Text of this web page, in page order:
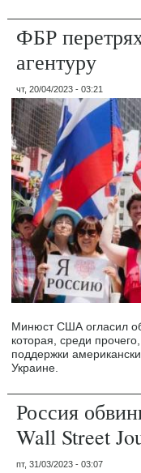
ФБР
агентуру
чт, 20/04/2023 - 03:21
Минюст США огласил
которая, среди
поддержки
Украине.
Россия
Wall Street
пт, 31/03/2023 - 03:07